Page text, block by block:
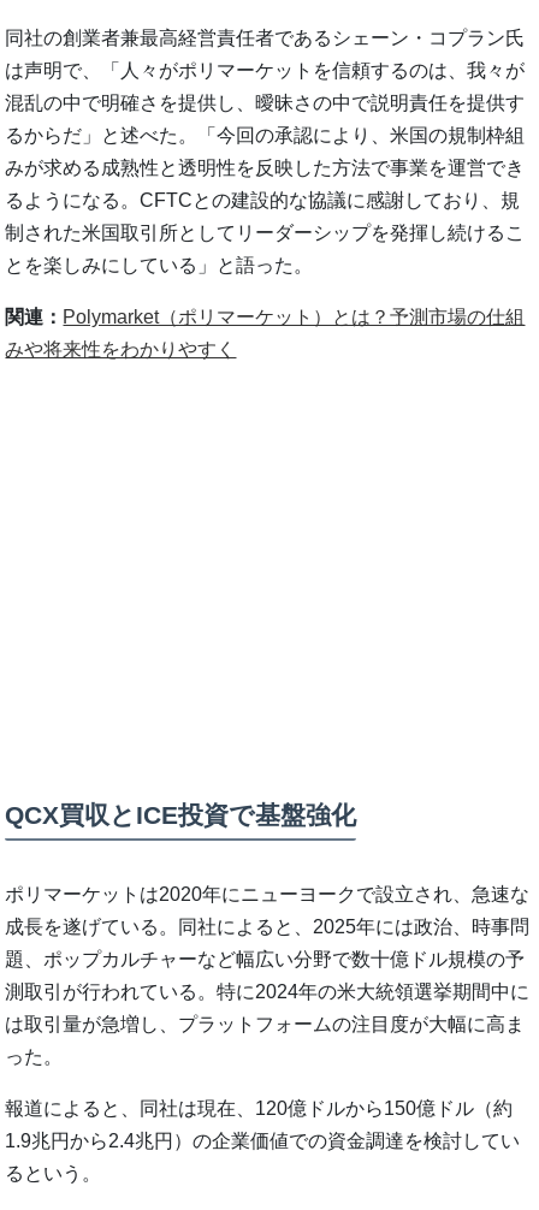
同社の創業者兼最高経営責任者であるシェーン・コプラン氏
は声明で、「人々がポリマーケットを信頼するのは、我々が
混乱の中で明確さを提供し、曖昧さの中で説明責任を提供す
るからだ」と述べた。「今回の承認により、米国の規制枠組
みが求める成熟性と透明性を反映した方法で事業を運営でき
るようになる。CFTCとの建設的な協議に感謝しており、規
制された米国取引所としてリーダーシップを発揮し続けるこ
とを楽しみにしている」と語った。
関連： Polymarket（ポリマーケット）とは？予測市場の仕組
みや将来性をわかりやすく
QCX買収とICE投資で基盤強化
ポリマーケットは2020年にニューヨークで設立され、急速な
成長を遂げている。同社によると、2025年には政治、時事問
題、ポップカルチャーなど幅広い分野で数十億ドル規模の予
測取引が行われている。特に2024年の米大統領選挙期間中に
は取引量が急増し、プラットフォームの注目度が大幅に高ま
った。
報道によると、同社は現在、120億ドルから150億ドル（約
1.9兆円から2.4兆円）の企業価値での資金調達を検討してい
るという。